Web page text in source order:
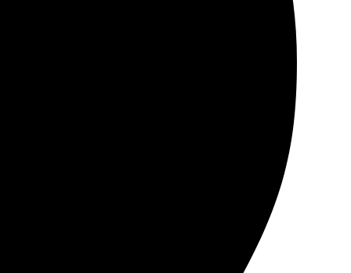
помогли с настройками. Буду заказывать
пришли в срок, качество на высоте.